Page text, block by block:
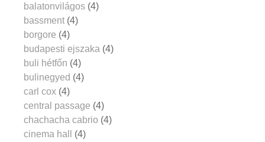
balatonvilágos (4)
bassment (4)
borgore (4)
budapesti ejszaka (4)
buli hétfőn (4)
bulinegyed (4)
carl cox (4)
central passage (4)
chachacha cabrio (4)
cinema hall
(4)